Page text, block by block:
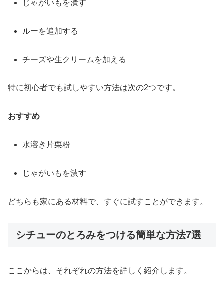
じゃがいも を潰す
ルーを追加する
チーズや生クリーム を加える
特に初心者でも試しやすい方法は次の2つです。
おすすめ
水溶き 片栗粉
じゃがいも を潰す
どちら も家にある材料で、 すぐに試すこと ができ ます。
シチューのとろみをつける簡単な方法7選
ここ からは、 それぞれの方法を詳しく 紹介 し ます。